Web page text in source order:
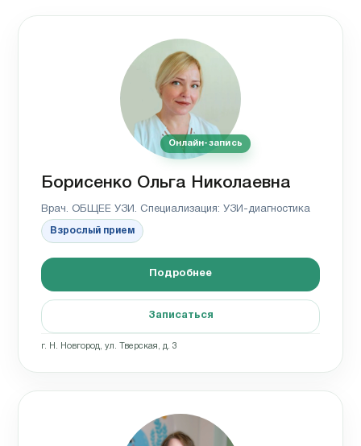
Онлайн-запись
Борисенко Ольга Николаевна
Врач. ОБЩЕЕ УЗИ. Специализация: УЗИ-диагностика
Взрослый прием
Подробнее
Записаться
г. Н. Новгород, ул. Тверская, д. 3